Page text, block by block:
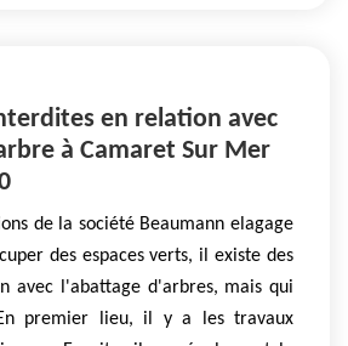
en relation avec
à Camaret Sur Mer
de la société Beaumann elagage
des espaces verts, il existe des
avec l'abattage d'arbres, mais qui
premier lieu, il y a les travaux